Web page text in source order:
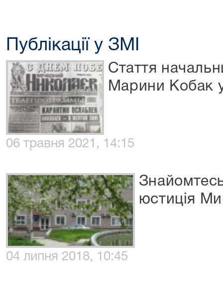
Публікації у ЗМІ
Стаття
Марини Кобак
06 травня 2021, 14:15
юстиція
04 липня 2018, 10:45